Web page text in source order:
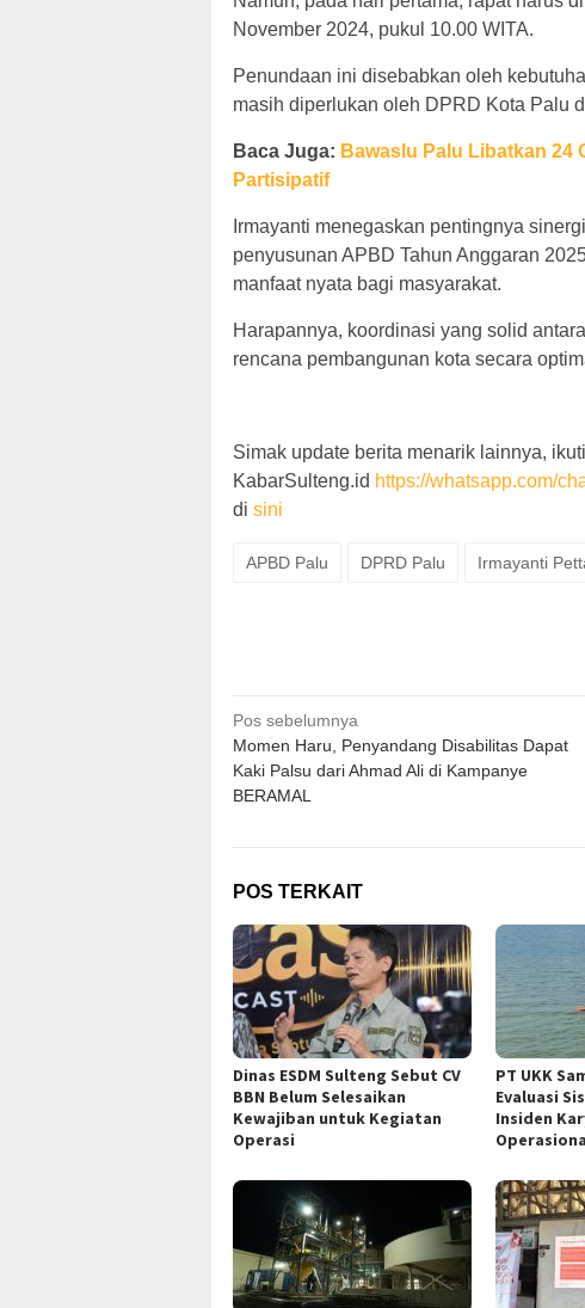
November 2024, pukul 10.00 WITA.
Penundaan ini disebabkan oleh
masih diperlukan oleh DPRD Kota Palu
Baca Juga: Bawaslu Palu Libatkan 24
Partisipatif
Irmayanti menegaskan pentingnya
penyusunan APBD Tahun Anggaran
manfaat nyata bagi masyarakat.
Harapannya, koordinasi yang solid
rencana pembangunan kota secara
Simak update berita menarik lainnya,
KabarSulteng.id https://whatsapp.com/
di sini
APBD Palu DPRD Palu Irmayanti
Navigasi
pos
Pos sebelumnya
Momen Haru, Penyandang Disabilitas Dapat
Kaki Palsu dari Ahmad Ali di Kampanye
BERAMAL
POS TERKAIT
Dinas ESDM Sulteng Sebut CV
BBN Belum Selesaikan
Kewajiban untuk Kegiatan
Operasi
PT UKK
Evaluasi
Insiden